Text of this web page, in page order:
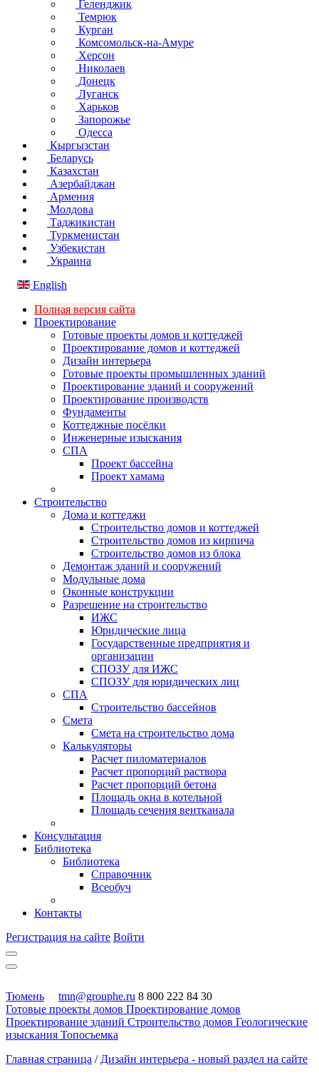
Геленджик
Темрюк
Курган
Комсомольск-на-Амуре
Херсон
Николаев
Донецк
Луганск
Харьков
Запорожье
Одесса
Кыргызстан
Беларусь
Казахстан
Азербайджан
Армения
Молдова
Таджикистан
Туркменистан
Узбекистан
Украина
English
Полная версия сайта
Проектирование
Готовые проекты домов и коттеджей
Проектирование домов и коттеджей
Дизайн интерьера
Готовые проекты промышленных зданий
Проектирование зданий и сооружений
Проектирование производств
Фундаменты
Коттеджные посёлки
Инженерные изыскания
СПА
Проект бассейна
Проект хамама
Строительство
Дома и коттеджи
Строительство домов и коттеджей
Строительство домов из кирпича
Строительство домов из блока
Демонтаж зданий и сооружений
Модульные дома
Оконные конструкции
Разрешение на строительство
ИЖС
Юридические лица
Государственные предприятия и
организации
СПОЗУ для ИЖС
СПОЗУ для юридических лиц
СПА
Строительство бассейнов
Смета
Смета на строительство дома
Калькуляторы
Расчет пиломатериалов
Расчет пропорций раствора
Расчет пропорций бетона
Площадь окна в котельной
Площадь сечения вентканала
Консультация
Библиотека
Библиотека
Справочник
Всеобуч
Контакты
Регистрация на сайте Войти
Тюмень tmn@grouphe.ru 8 800 222 84 30
Готовые проекты домов Проектирование домов
Проектирование зданий Строительство домов Геологические
изыскания Топосъемка
Главная страница / Дизайн интерьера - новый раздел на сайте